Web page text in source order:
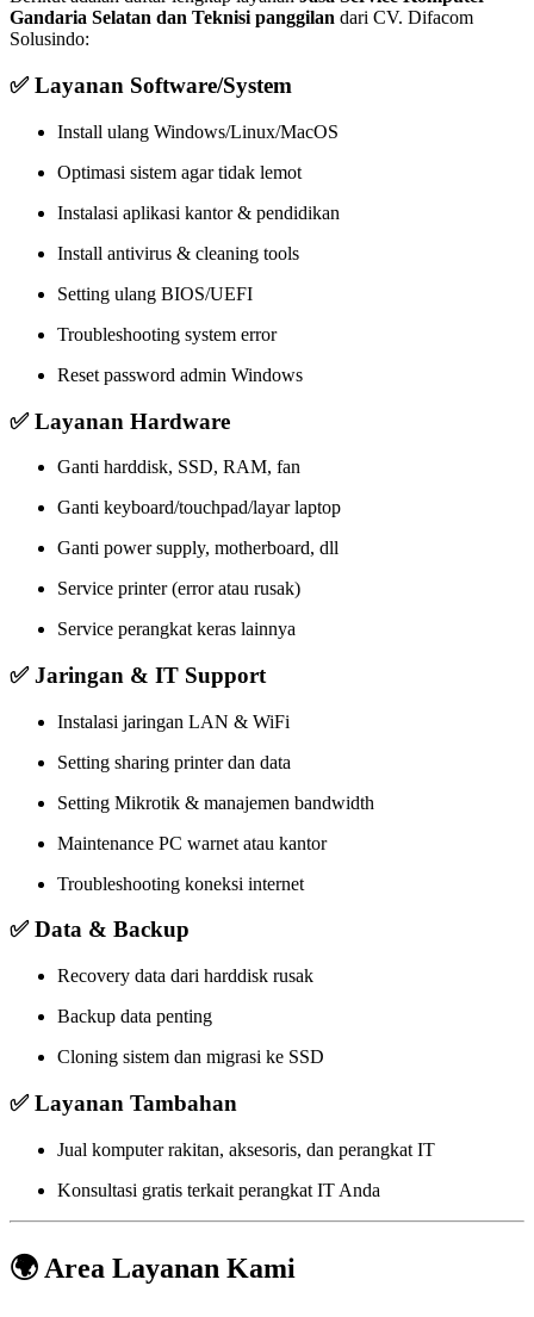
Gandaria Selatan dan Teknisi panggilan dari CV. Difacom
Solusindo:
✅ Layanan Software/System
Install ulang Windows/Linux/MacOS
Optimasi sistem agar tidak lemot
Instalasi aplikasi kantor & pendidikan
Install antivirus & cleaning tools
Setting ulang BIOS/UEFI
Troubleshooting system error
Reset password admin Windows
✅ Layanan Hardware
Ganti harddisk, SSD, RAM, fan
Ganti keyboard/touchpad/layar laptop
Ganti power supply, motherboard, dll
Service printer (error atau rusak)
Service perangkat keras lainnya
✅ Jaringan & IT Support
Instalasi jaringan LAN & WiFi
Setting sharing printer dan data
Setting Mikrotik & manajemen bandwidth
Maintenance PC warnet atau kantor
Troubleshooting koneksi internet
✅ Data & Backup
Recovery data dari harddisk rusak
Backup data penting
Cloning sistem dan migrasi ke SSD
✅ Layanan Tambahan
Jual komputer rakitan, aksesoris, dan perangkat IT
Konsultasi gratis terkait perangkat IT Anda
🌍 Area Layanan Kami